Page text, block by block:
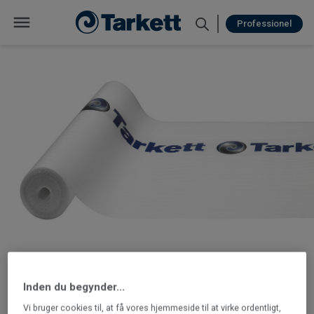
Professionel
Inden du begynder...
Vi bruger cookies til, at få vores hjemmeside til at virke ordentligt,